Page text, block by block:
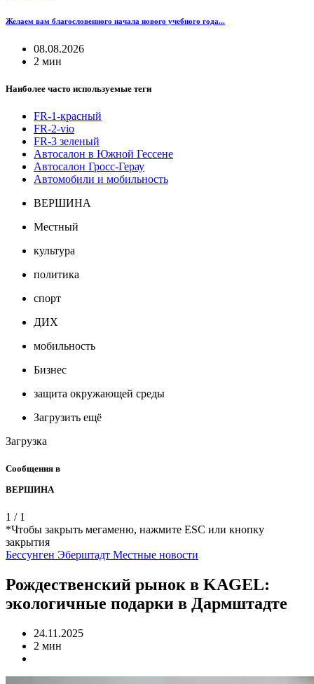
Желаем вам благословенного начала нового учебного года...
08.08.2026
2 мин
Наиболее часто используемые теги
FR-1-красный
FR-2-vio
FR-3 зеленый
Автосалон в Южной Гессене
Автосалон Гросс-Герау
Автомобили и мобильность
ВЕРШИНА
Местный
культура
политика
спорт
ДИХ
мобильность
Бизнес
защита окружающей среды
Загрузить ещё
Загрузка
Сообщения в
ВЕРШИНА
1 / 1
*Чтобы закрыть мегаменю, нажмите ESC или кнопку
закрытия
Бессунген Эберштадт Местные новости
Рождественский рынок в KAGEL:
экологичные подарки в Дармштадте
24.11.2025
2 мин